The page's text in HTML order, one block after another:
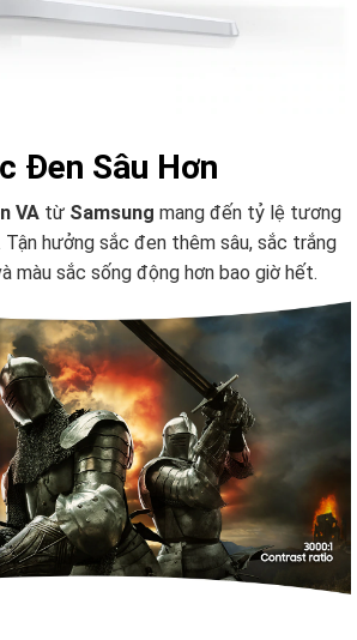
Đen Sâu Hơn
VA từ Samsung mang đến tỷ lệ tương
hưởng sắc đen thêm sâu, sắc trắng
màu sắc sống động hơn bao giờ hết.